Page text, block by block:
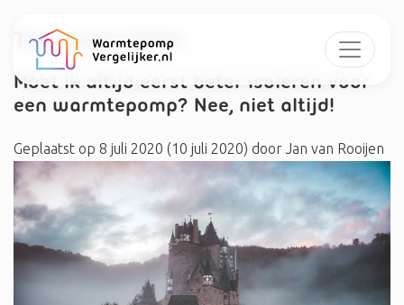
Tag:transities
Moet ik altijd eerst beter isoleren voor
een warmtepomp? Nee, niet altijd!
Geplaatst op 8 juli 2020 (10 juli 2020) door Jan van Rooijen